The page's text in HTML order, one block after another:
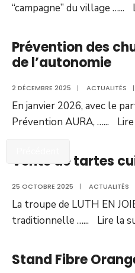
“campagne” du village …...
Prévention des
de l’autonomie
2 DÉCEMBRE 2025 | ACTUALITÉS |
En janvier 2026, avec le
Prévention AURA, …...
Vente de tartes
25 OCTOBRE 2025 | ACTUALITÉS
La troupe de LUTH EN
traditionnelle …... Lire la
Stand Fibre